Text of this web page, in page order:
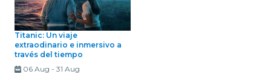
Titanic: Un viaje
extraodinario e inmersivo a
través del tiempo
06 Aug - 31 Aug